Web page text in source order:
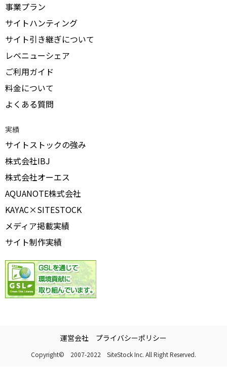
事業プラン
サイトハンティング
サイト引き継ぎについて
レベニューシェア
ご利用ガイド
料金について
よくある質問
実績
サイトストックの強み
株式会社IBJ
株式会社オーエス
AQUANOTE株式会社
KAYAC×SITESTOCK
メディア掲載実績
サイト制作実績
運営会社 プライバシーポリシー
Copyright© 2007-2022 SiteStock Inc. All Right Reserved.